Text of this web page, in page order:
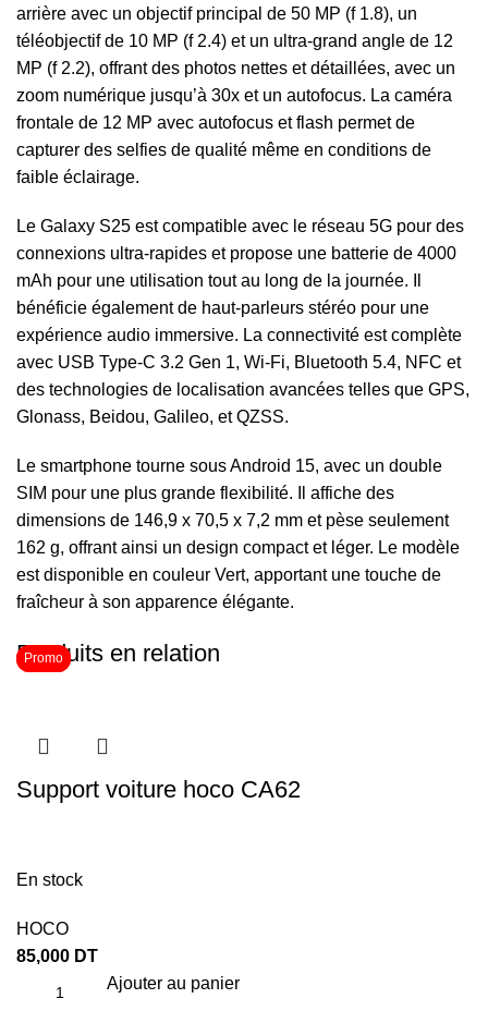
arrière avec un objectif principal de 50 MP (f 1.8), un
téléobjectif de 10 MP (f 2.4) et un ultra-grand angle de 12
MP (f 2.2), offrant des photos nettes et détaillées, avec un
zoom numérique jusqu’à 30x et un autofocus. La caméra
frontale de 12 MP avec autofocus et flash permet de
capturer des selfies de qualité même en conditions de
faible éclairage.
Le Galaxy S25 est compatible avec le réseau 5G pour des
connexions ultra-rapides et propose une batterie de 4000
mAh pour une utilisation tout au long de la journée. Il
bénéficie également de haut-parleurs stéréo pour une
expérience audio immersive. La connectivité est complète
avec USB Type-C 3.2 Gen 1, Wi-Fi, Bluetooth 5.4, NFC et
des technologies de localisation avancées telles que GPS,
Glonass, Beidou, Galileo, et QZSS.
Le smartphone tourne sous Android 15, avec un double
SIM pour une plus grande flexibilité. Il affiche des
dimensions de 146,9 x 70,5 x 7,2 mm et pèse seulement
162 g, offrant ainsi un design compact et léger. Le modèle
est disponible en couleur Vert, apportant une touche de
fraîcheur à son apparence élégante.
Produits en relation
Support voiture hoco CA62
En stock
HOCO
85,000 DT
Ajouter au panier
Promo
Promo